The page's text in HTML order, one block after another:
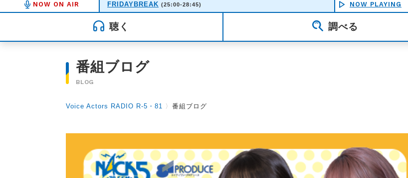
NOW ON AIR FRIDAYBREAK (25:00-28:45) NOW PLAYING
聴く 調べる
番組ブログ
BLOG
Voice Actors RADIO R-5・81 〉 番組ブログ